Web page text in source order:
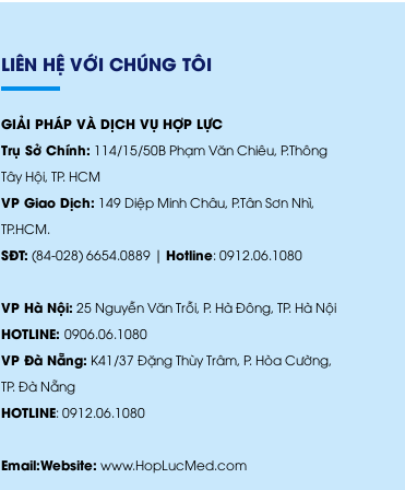
LIÊN HỆ VỚI CHÚNG TÔI
GIẢI PHÁP VÀ DỊCH VỤ HỢP LỰC
Trụ Sở Chính: 114/15/50B Phạm Văn Chiêu, P.Thông
Tây Hội, TP. HCM
VP Giao Dịch: 149 Diệp Minh Châu, P.Tân Sơn Nhì,
TP.HCM.
SĐT: (84-028) 6654.0889 | Hotline: 0912.06.1080
VP Hà Nội: 25 Nguyễn Văn Trỗi, P. Hà Đông, TP. Hà Nội
HOTLINE: 0906.06.1080
VP Đà Nẵng: K41/37 Đặng Thùy Trâm, P. Hòa Cường,
TP. Đà Nẵng
HOTLINE: 0912.06.1080
Email:Website: www.HopLucMed.com
Ra mắt câu lạc bộ